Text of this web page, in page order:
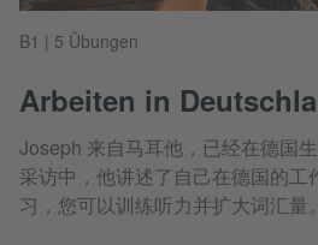
B1 | 5 Übungen
Arbeiten in
Joseph 来自马耳他，已经在德国
采访中，他讲述了自己在德国的工
习，您可以训练听力并扩大词汇量。